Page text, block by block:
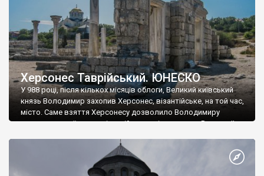
Херсонес Таврійський. ЮНЕСКО
У 988 році, після кількох місяців облоги, Великий київський
князь Володимир захопив Херсонес, візантійське, на той час,
місто. Саме взяття Херсонесу дозволило Володимиру
диктувати свої умови візантійському імператору Василю ІІ, та
Херсонесі Володимир-язичник, став Василем-християнином.
А потім було Хрещення Русі. На честь Херсонесу Таврійського